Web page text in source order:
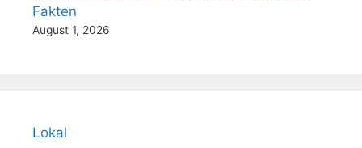
Fakten
August 1, 2026
Lokal